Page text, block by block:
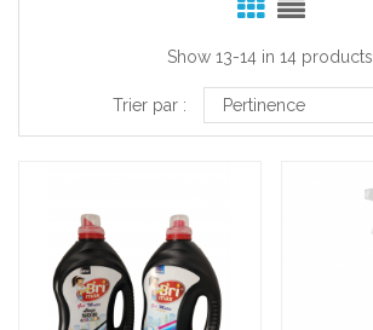
Show 13-14 in 14 products.
Trier par : Pertinence